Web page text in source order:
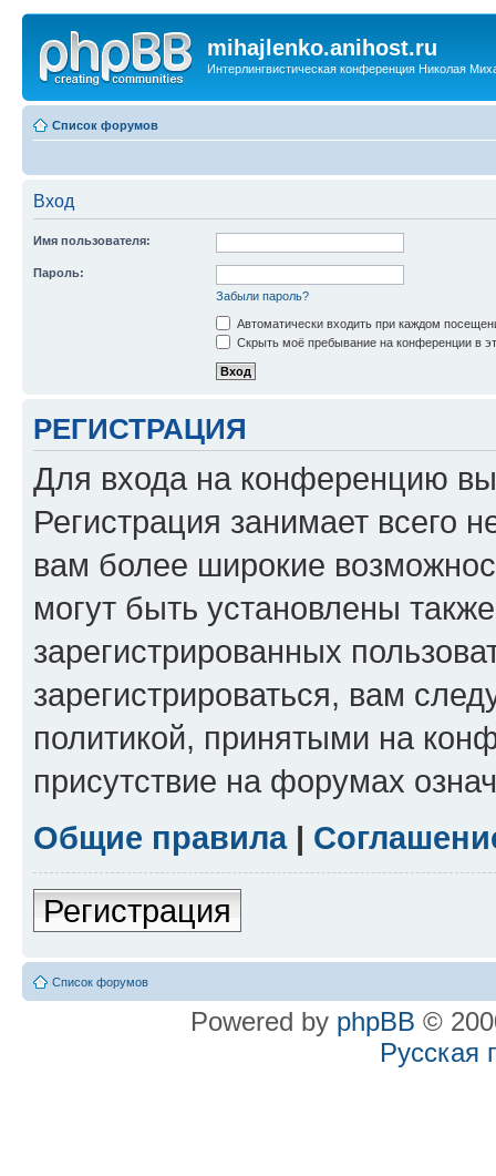
mihajlenko.anihost.ru
Интерлингвистическая конференция Николая
Список форумов
Вход
Имя пользователя:
Пароль:
Забыли пароль?
Автоматически входить при каждом
Скрыть моё пребывание на конференции в
РЕГИСТРАЦИЯ
Для входа на конференцию
Регистрация занимает всего
вам более широкие
могут быть установлены
зарегистрированных
зарегистрироваться, вам
политикой, принятыми на
присутствие на форумах
Общие правила|
Регистрация
Список форумов
Powered by phpBB ©
Русская